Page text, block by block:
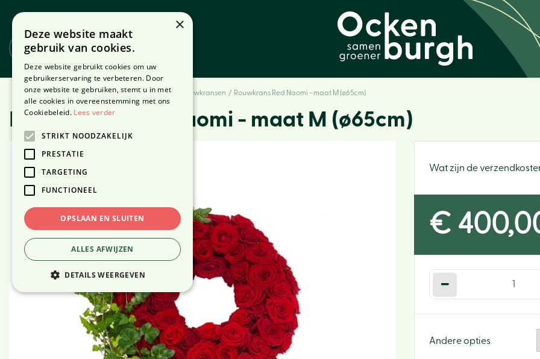
naar
content
Home Producten Bloemen Rouwbloemen Rouwkransen Rouwkrans Red Naomi - maat M (ø65cm)
Website Webshop
Rouwkrans Red Naomi - maat M (ø65cm)
Wat zijn de
€ 400,
Andere opties
×
Deze website maakt
gebruik van cookies.
Deze website gebruikt cookies om uw
gebruikerservaring te verbeteren. Door
onze website te gebruiken, stemt u in met
alle cookies in overeenstemming met ons
Cookiebeleid. Lees verder
STRIKT NOODZAKELIJK
PRESTATIE
TARGETING
FUNCTIONEEL
OPSLAAN EN SLUITEN
ALLES AFWIJZEN
DETAILS WEERGEVEN